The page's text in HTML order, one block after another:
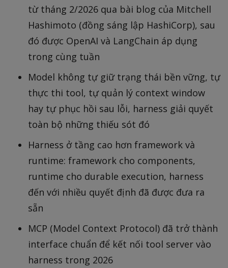
từ tháng 2/2026 qua bài blog của Mitchell
Hashimoto (đồng sáng lập HashiCorp), sau
đó được OpenAI và LangChain áp dụng
trong cùng tuần
Model không tự giữ trạng thái bền vững, tự
thực thi tool, tự quản lý context window
hay tự phục hồi sau lỗi, harness giải quyết
toàn bộ những thiếu sót đó
Harness ở tầng cao hơn framework và
runtime: framework cho components,
runtime cho durable execution, harness
đến với nhiều quyết định đã được đưa ra
sẵn
MCP (Model Context Protocol) đã trở thành
interface chuẩn để kết nối tool server vào
harness trong 2026